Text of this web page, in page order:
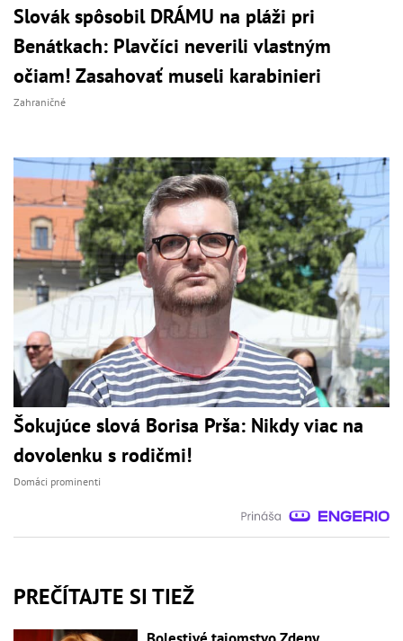
Slovák spôsobil DRÁMU na pláži pri
Benátkach: Plavčíci neverili vlastným
očiam! Zasahovať museli karabinieri
Zahraničné
Šokujúce slová Borisa Prša: Nikdy viac na
dovolenku s rodičmi!
Domáci prominenti
PREČÍTAJTE SI TIEŽ